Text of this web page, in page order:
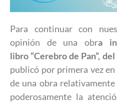
Para continuar con
opinión de una obra
libro “Cerebro de Pan”, del
publicó por primera vez
de una obra
poderosamente la